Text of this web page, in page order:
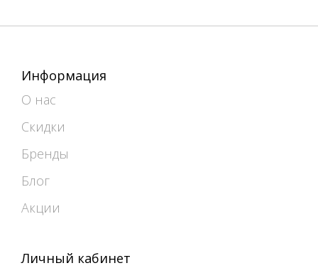
Информация
О нас
Скидки
Бренды
Блог
Акции
Личный кабинет